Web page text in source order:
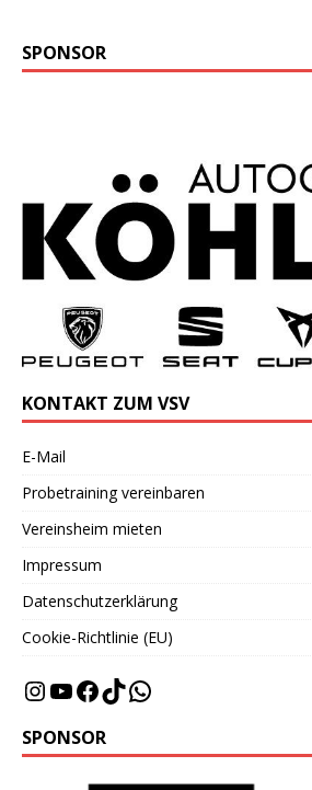
SPONSOR
KONTAKT ZUM VSV
E-Mail
Probetraining vereinbaren
Vereinsheim mieten
Impressum
Datenschutzerklärung
Cookie-Richtlinie (EU)
SPONSOR